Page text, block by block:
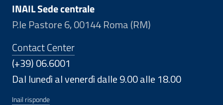
INAIL Sede centrale
P.le Pastore 6, 00144 Roma (RM)
Contact Center
(+39) 06.6001
Dal lunedì al venerdì dalle 9.00 alle 18.00
Inail risponde